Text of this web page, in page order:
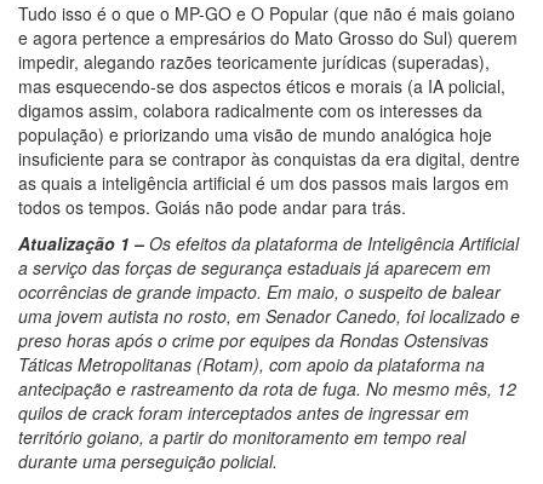
Tudo isso é o que o MP-GO e O Popular (que não é mais goiano
e agora pertence a empresários do Mato Grosso do Sul) querem
impedir, alegando razões teoricamente jurídicas (superadas),
mas esquecendo-se dos aspectos éticos e morais (a IA policial,
digamos assim, colabora radicalmente com os interesses da
população) e priorizando uma visão de mundo analógica hoje
insuficiente para se contrapor às conquistas da era digital, dentre
as quais a inteligência artificial é um dos passos mais largos em
todos os tempos. Goiás não pode andar para trás.
Atualização 1 – Os efeitos da plataforma de Inteligência Artificial
a serviço das forças de segurança estaduais já aparecem em
ocorrências de grande impacto. Em maio, o suspeito de balear
uma jovem autista no rosto, em Senador Canedo, foi localizado e
preso horas após o crime por equipes da Rondas Ostensivas
Táticas Metropolitanas (Rotam), com apoio da plataforma na
antecipação e rastreamento da rota de fuga. No mesmo mês, 12
quilos de crack foram interceptados antes de ingressar em
território goiano, a partir do monitoramento em tempo real
durante uma perseguição policial.